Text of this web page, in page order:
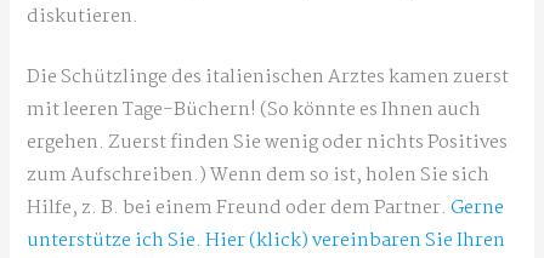
diskutieren.
Die Schützlinge des italienischen Arztes kamen zuerst
mit leeren Tage-Büchern! (So könnte es Ihnen auch
ergehen. Zuerst finden Sie wenig oder nichts Positives
zum Aufschreiben.) Wenn dem so ist, holen Sie sich
Hilfe, z. B. bei einem Freund oder dem Partner. Gerne
unterstütze ich Sie. Hier (klick) vereinbaren Sie Ihren